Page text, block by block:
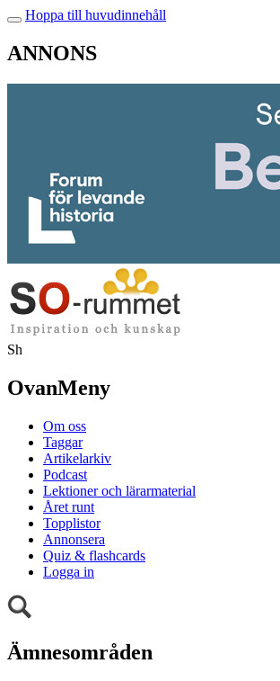
Hoppa till huvudinnehåll
ANNONS
Sh
OvanMeny
Om oss
Taggar
Artikelarkiv
Podcast
Lektioner och lärarmaterial
Året runt
Topplistor
Annonsera
Quiz & flashcards
Logga in
Ämnesområden